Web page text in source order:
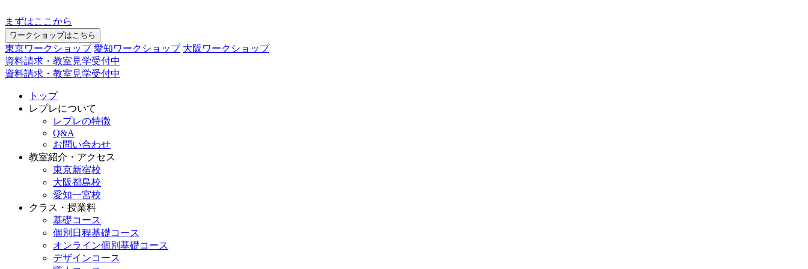
まずはここから
ワークショップはこちら
東京ワークショップ 愛知ワークショップ 大阪ワークショップ
資料請求・教室見学受付中
資料請求・教室見学受付中
トップ
レプレについて
レプレの特徴
Q&A
お問い合わせ
教室紹介・アクセス
東京新宿校
大阪都島校
愛知一宮校
クラス・授業料
基礎コース
個別日程基礎コース
オンライン個別基礎コース
デザインコース